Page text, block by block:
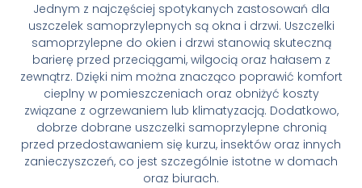
Jednym z najczęściej spotykanych zastosowań dla
uszczelek samoprzylepnych są okna i drzwi. Uszczelki
samoprzylepne do okien i drzwi stanowią skuteczną
barierę przed przeciągami, wilgocią oraz hałasem z
zewnątrz. Dzięki nim można znacząco poprawić komfort
cieplny w pomieszczeniach oraz obniżyć koszty
związane z ogrzewaniem lub klimatyzacją. Dodatkowo,
dobrze dobrane uszczelki samoprzylepne chronią
przed przedostawaniem się kurzu, insektów oraz innych
zanieczyszczeń, co jest szczególnie istotne w domach
oraz biurach.